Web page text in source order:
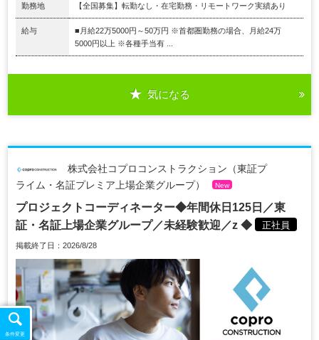
勤務地 【全国募集】転勤なし・在宅勤務・リモートワーク実績あり
給与
■月給22万5000円～50万円 ※首都圏勤務の場合、月給24万
5000円以上 ※各種手当有 ...
気になる
株式会社コプロコンストラクション（東証プ
ライム・名証プレミア上場企業グループ）
New
プロジェクトコーディネーター◆年間休日125日／東
証・名証上場企業グループ／未経験歓迎／z ◆
正社員
掲載終了日：2026/8/28
条件変更